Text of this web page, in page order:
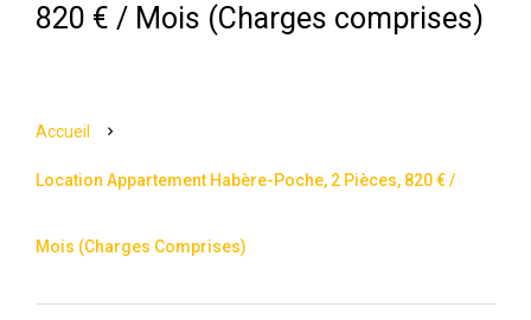
820 € / Mois (Charges comprises)
Accueil
Location Appartement Habère-Poche, 2 Pièces, 820 € /
Mois (Charges Comprises)